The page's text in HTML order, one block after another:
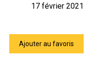
17 février 2021
Ajouter au favoris